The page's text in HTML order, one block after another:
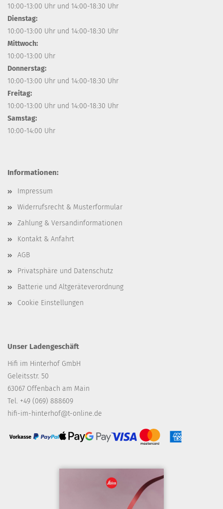
10:00-13:00 Uhr und 14:00-18:30 Uhr
Dienstag:
10:00-13:00 Uhr und 14:00-18:30 Uhr
Mittwoch:
10:00-13:00 Uhr
Donnerstag:
10:00-13:00 Uhr und 14:00-18:30 Uhr
Freitag:
10:00-13:00 Uhr und 14:00-18:30 Uhr
Samstag:
10:00-14:00 Uhr
Informationen:
Impressum
Widerrufsrecht & Musterformular
Zahlung & Versandinformationen
Kontakt & Anfahrt
AGB
Privatsphäre und Datenschutz
Batterie und Altgeräteverordnung
Cookie Einstellungen
Unser Ladengeschäft
Hifi im Hinterhof GmbH
Geleitsstr. 50
63067 Offenbach am Main
Tel. +49 (069) 888609
hifi-im-hinterhof@t-online.de
Vorkasse